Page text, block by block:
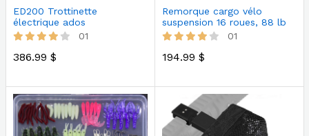
ED200 Trottinette
électrique ados
01
386.99 $
Remorque cargo vélo
suspension 16 roues, 88 lb
max
01
194.99 $